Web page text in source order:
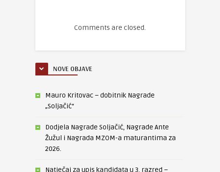
Comments are closed.
NOVE OBJAVE
Mauro Kritovac – dobitnik Nagrade
„Soljačić“
Dodjela Nagrade Soljačić, Nagrade Ante
Žužul i Nagrada MZOM-a maturantima za
2026.
Natječaj za upis kandidata u 3. razred –